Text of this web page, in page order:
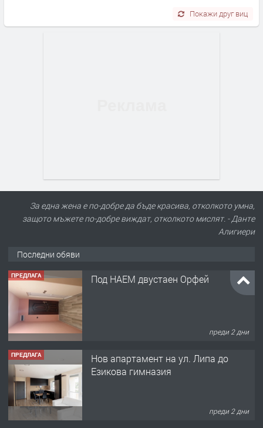
Покажи друг виц
За една жена е по-добре да бъде красива, отколкото умна,
защото мъжете по-добре виждат, отколкото мислят. - Данте
Алигиери
Последни обяви
ПРЕДЛАГА Под НАЕМ двустаен Орфей
ПРЕДЛАГА
🔑 ОБЗАВЕДЕНА ГАРСОНИЕРА ПОД